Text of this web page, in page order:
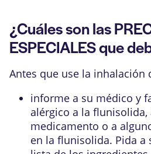
¿Cuáles son las
ESPECIALES que
Antes que use la inhalación
informe a su médico y
alérgico a la
medicamento o a
en la flunisolida. Pida a